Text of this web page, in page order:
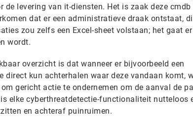
de levering van it-diensten. Het is zaak deze cmdb
dat er een administratieve draak ontstaat,
zou zelfs een Excel-sheet volstaan; het gaat
wordt.
overzicht is dat wanneer er bijvoorbeeld een
direct kun achterhalen waar deze vandaan komt,
gericht actie te ondernemen om de aanval de
elke cyberthreatdetectie-functionaliteit nutteloos
en achteraf puinruimen.